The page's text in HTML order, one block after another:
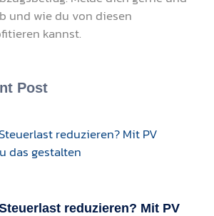
und wie du von diesen
kannst.
Post
reduzieren? Mit PV